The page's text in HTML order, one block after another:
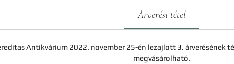
Árverési tétel
Antikvárium 2022. november 25-én lezajlott 3. árverésének
megvásárolható.